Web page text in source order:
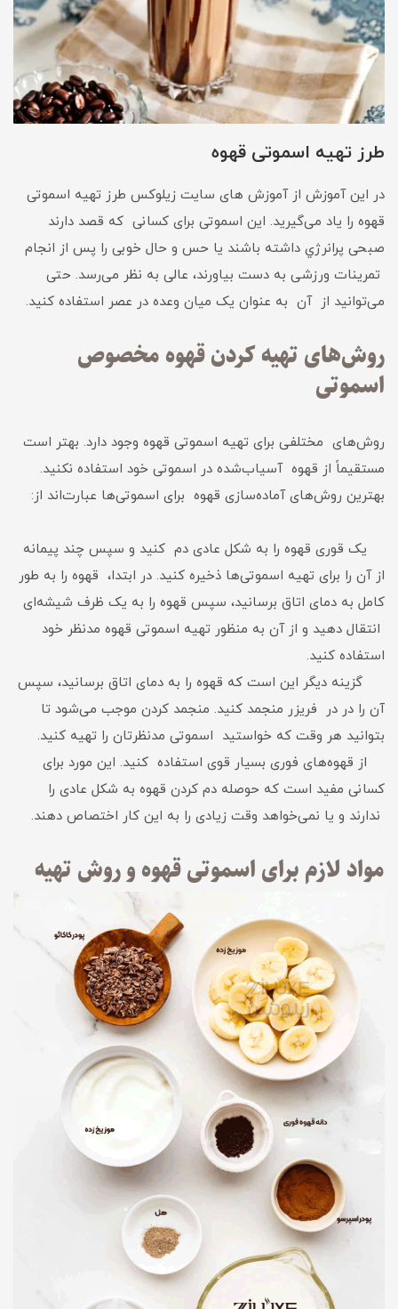
طرز تهیه اسموتی قهوه
در این آموزش از آموزش های سایت زیلوکس طرز تهیه اسموتی
قهوه را یاد می‌گیرید. این اسموتی برای کسانی که قصد دارند
صبحی پرانرژي داشته باشند یا حس و حال خوبی را پس از انجام
تمرینات ورزشی به دست بیاورند،‌ عالی به نظر می‌رسد. حتی
می‌توانید از آن به عنوان یک میان وعده در عصر استفاده کنید.
روش‌های تهیه کردن قهوه مخصوص
اسموتی
روش‌های مختلفی برای تهیه اسموتی قهوه وجود دارد. بهتر است
مستقیماً از قهوه آسیاب‌شده در اسموتی خود استفاده نکنید.
بهترین روش‌های آماده‌سازی قهوه برای اسموتی‌ها عبارت‌اند از:
یک قوری قهوه را به شکل عادی دم کنید و سپس چند پیمانه
از آن را برای تهیه اسموتی‌ها ذخیره کنید. در ابتدا، قهوه را به طور
کامل به دمای اتاق برسانید، سپس قهوه را به یک ظرف شیشه‌ای
انتقال دهید و از آن به منظور تهیه اسموتی قهوه مدنظر خود
استفاده کنید.
گزینه دیگر این است که قهوه را به دمای اتاق برسانید، سپس
آن را در در فریزر منجمد کنید. منجمد کردن موجب می‌شود تا
بتوانید هر وقت که خواستید اسموتی مدنظرتان را تهیه کنید.
از قهوه‌های فوری بسیار قوی استفاده کنید. این مورد برای
کسانی مفید است که حوصله دم کردن قهوه به شکل عادی را
ندارند و یا نمی‌خواهد وقت زیادی را به این کار اختصاص دهند.
مواد لازم برای اسموتی قهوه و روش تهیه